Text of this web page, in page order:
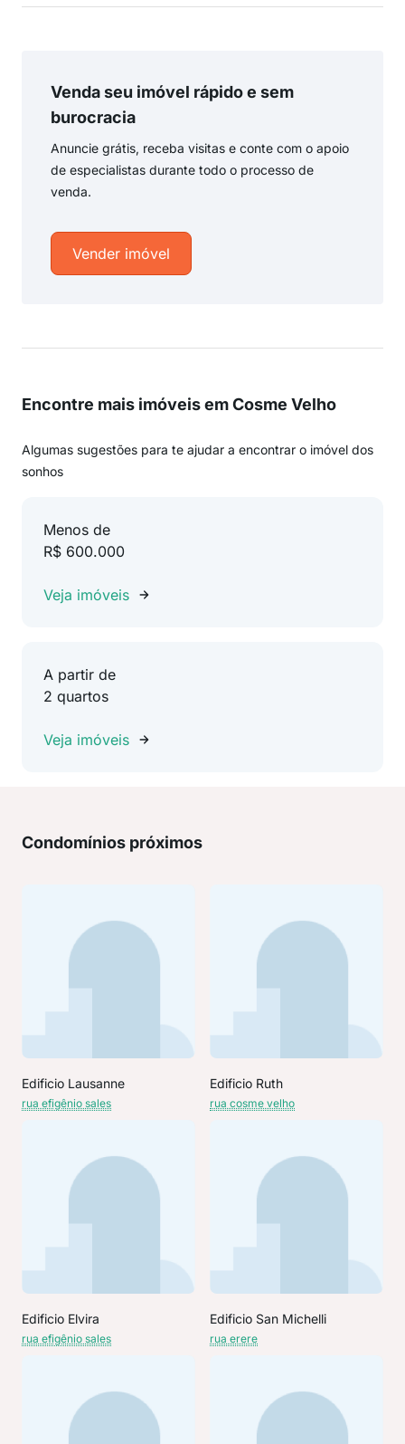
Venda seu imóvel rápido e sem
burocracia
Anuncie grátis, receba visitas e conte com o apoio
de especialistas durante todo o processo de
venda.
Vender imóvel
Encontre mais imóveis em Cosme Velho
Algumas sugestões para te ajudar a encontrar o imóvel dos
sonhos
Menos de
R$ 600.000
Veja imóveis
A partir de
2 quartos
Veja imóveis
Condomínios próximos
Edificio Lausanne
rua efigênio sales
Edificio Ruth
rua cosme velho
Edificio Elvira
rua efigênio sales
Edificio San Michelli
rua erere